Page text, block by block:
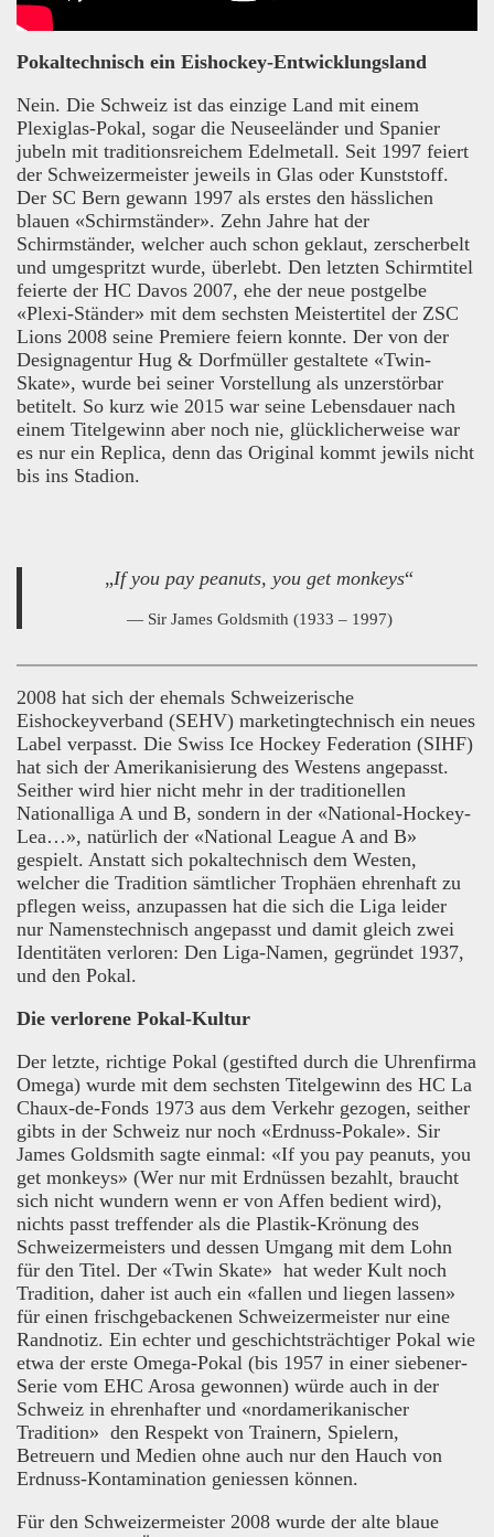
Pokaltechnisch ein Eishockey-Entwicklungsland
Nein. Die Schweiz ist das einzige Land mit einem
Plexiglas-Pokal, sogar die Neuseeländer und Spanier
jubeln mit traditionsreichem Edelmetall. Seit 1997 feiert
der Schweizermeister jeweils in Glas oder Kunststoff.
Der SC Bern gewann 1997 als erstes den hässlichen
blauen «Schirmständer». Zehn Jahre hat der
Schirmständer, welcher auch schon geklaut, zerscherbelt
und umgespritzt wurde, überlebt. Den letzten Schirmtitel
feierte der HC Davos 2007, ehe der neue postgelbe
«Plexi-Ständer» mit dem sechsten Meistertitel der ZSC
Lions 2008 seine Premiere feiern konnte. Der von der
Designagentur Hug & Dorfmüller gestaltete «Twin-
Skate», wurde bei seiner Vorstellung als unzerstörbar
betitelt. So kurz wie 2015 war seine Lebensdauer nach
einem Titelgewinn aber noch nie, glücklicherweise war
es nur ein Replica, denn das Original kommt jewils nicht
bis ins Stadion.
„If you pay peanuts, you get monkeys“
— Sir James Goldsmith (1933 – 1997)
2008 hat sich der ehemals Schweizerische
Eishockeyverband (SEHV) marketingtechnisch ein neues
Label verpasst. Die Swiss Ice Hockey Federation (SIHF)
hat sich der Amerikanisierung des Westens angepasst.
Seither wird hier nicht mehr in der traditionellen
Nationalliga A und B, sondern in der «National-Hockey-
Lea…», natürlich der «National League A and B»
gespielt. Anstatt sich pokaltechnisch dem Westen,
welcher die Tradition sämtlicher Trophäen ehrenhaft zu
pflegen weiss, anzupassen hat die sich die Liga leider
nur Namenstechnisch angepasst und damit gleich zwei
Identitäten verloren: Den Liga-Namen, gegründet 1937,
und den Pokal.
Die verlorene Pokal-Kultur
Der letzte, richtige Pokal (gestifted durch die Uhrenfirma
Omega) wurde mit dem sechsten Titelgewinn des HC La
Chaux-de-Fonds 1973 aus dem Verkehr gezogen, seither
gibts in der Schweiz nur noch «Erdnuss-Pokale». Sir
James Goldsmith sagte einmal: «If you pay peanuts, you
get monkeys» (Wer nur mit Erdnüssen bezahlt, braucht
sich nicht wundern wenn er von Affen bedient wird),
nichts passt treffender als die Plastik-Krönung des
Schweizermeisters und dessen Umgang mit dem Lohn
für den Titel. Der «Twin Skate» hat weder Kult noch
Tradition, daher ist auch ein «fallen und liegen lassen»
für einen frischgebackenen Schweizermeister nur eine
Randnotiz. Ein echter und geschichtsträchtiger Pokal wie
etwa der erste Omega-Pokal (bis 1957 in einer siebener-
Serie vom EHC Arosa gewonnen) würde auch in der
Schweiz in ehrenhafter und «nordamerikanischer
Tradition» den Respekt von Trainern, Spielern,
Betreuern und Medien ohne auch nur den Hauch von
Erdnuss-Kontamination geniessen können.
Für den Schweizermeister 2008 wurde der alte blaue